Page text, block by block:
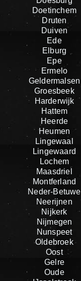
Doetinchem
Druten
Duiven
Ede
Elburg
Epe
Ermelo
Geldermalsen
Groesbeek
Harderwijk
Hattem
Heerde
Heumen
Lingewaal
Lingewaard
Lochem
Maasdriel
Montferland
Neder-Betuwe
Neerijnen
Nijkerk
Nijmegen
Nunspeet
Oldebroek
Oost
Gelre
Oude